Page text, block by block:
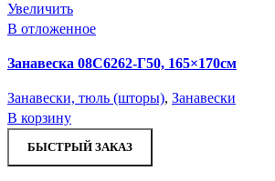
Увеличить
В отложенное
Занавеска 08С6262-Г50, 165×170см
Занавески, тюль (шторы), Занавески
В корзину
БЫСТРЫЙ ЗАКАЗ